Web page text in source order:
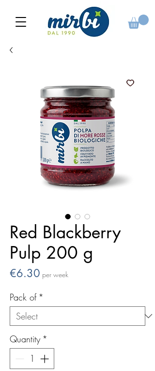
Red Blackberry
Pulp 200 g
€6.30 Price
per week
Pack of *
Quantity *